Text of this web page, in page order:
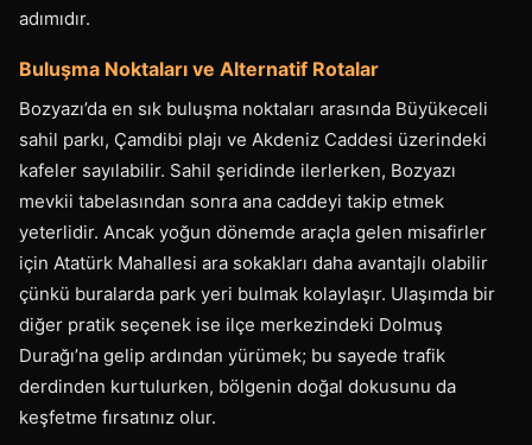
adımıdır.
Buluşma Noktaları ve Alternatif Rotalar
Bozyazı’da en sık buluşma noktaları arasında Büyükeceli
sahil parkı, Çamdibi plajı ve Akdeniz Caddesi üzerindeki
kafeler sayılabilir. Sahil şeridinde ilerlerken, Bozyazı
mevkii tabelasından sonra ana caddeyi takip etmek
yeterlidir. Ancak yoğun dönemde araçla gelen misafirler
için Atatürk Mahallesi ara sokakları daha avantajlı olabilir
çünkü buralarda park yeri bulmak kolaylaşır. Ulaşımda bir
diğer pratik seçenek ise ilçe merkezindeki Dolmuş
Durağı’na gelip ardından yürümek; bu sayede trafik
derdinden kurtulurken, bölgenin doğal dokusunu da
keşfetme fırsatınız olur.